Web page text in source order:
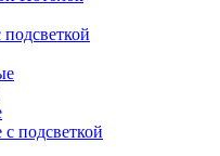
подсветкой